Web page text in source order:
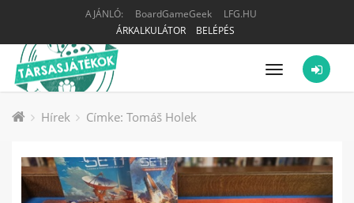
AJÁNLÓ: BoardGameGeek
LFG.HU
ÁRKALKULÁTOR
BELÉPÉS
Menü
Hírek Címke: Tomáš Holek